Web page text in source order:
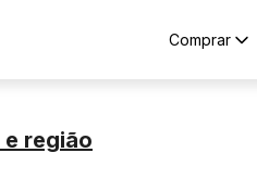
Comprar
e região